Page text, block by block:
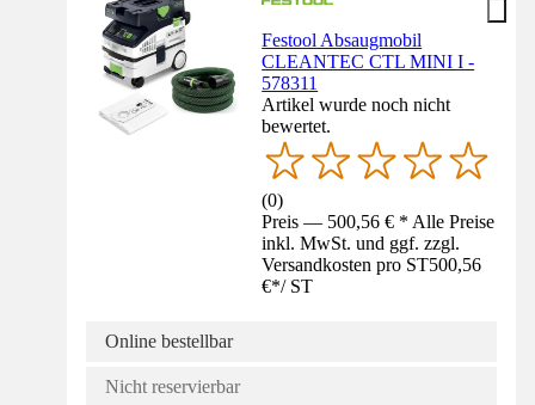
Festool Absaugmobil
CLEANTEC CTL MINI I -
578311
Artikel wurde noch nicht
bewertet.
(0)
Preis — 500,56 € * Alle Preise
inkl. MwSt. und ggf. zzgl.
Versandkosten pro ST500,56
€*/ ST
Online bestellbar
Nicht reservierbar